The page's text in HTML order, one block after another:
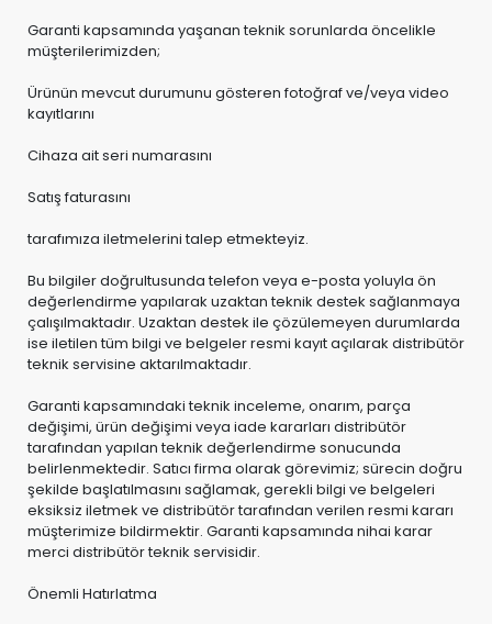
Garanti kapsamında yaşanan teknik sorunlarda öncelikle
müşterilerimizden;
Ürünün mevcut durumunu gösteren fotoğraf ve/veya video
kayıtlarını
Cihaza ait seri numarasını
Satış faturasını
tarafımıza iletmelerini talep etmekteyiz.
Bu bilgiler doğrultusunda telefon veya e-posta yoluyla ön
değerlendirme yapılarak uzaktan teknik destek sağlanmaya
çalışılmaktadır. Uzaktan destek ile çözülemeyen durumlarda
ise iletilen tüm bilgi ve belgeler resmi kayıt açılarak distribütör
teknik servisine aktarılmaktadır.
Garanti kapsamındaki teknik inceleme, onarım, parça
değişimi, ürün değişimi veya iade kararları distribütör
tarafından yapılan teknik değerlendirme sonucunda
belirlenmektedir. Satıcı firma olarak görevimiz; sürecin doğru
şekilde başlatılmasını sağlamak, gerekli bilgi ve belgeleri
eksiksiz iletmek ve distribütör tarafından verilen resmi kararı
müşterimize bildirmektir. Garanti kapsamında nihai karar
merci distribütör teknik servisidir.
Önemli Hatırlatma